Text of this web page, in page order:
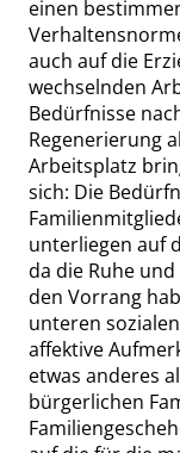
einen
auch auf die
wechselnden
Bedürfnisse
Regenerierung
Arbeitsplatz
sich: Die
unterliegen auf
da die Ruhe
den Vorrang
unteren
affektive
etwas anderes
bürgerlichen